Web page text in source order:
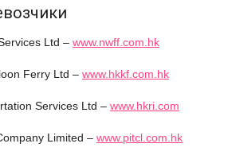
Ltd – www.nwff.com.hk
Ferry Ltd – www.hkkf.com.hk
Services Ltd – www.hkri.com
Limited – www.pitcl.com.hk